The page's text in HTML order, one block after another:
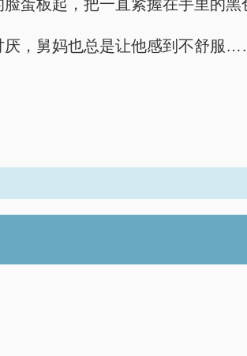
蛋板起，把一直紧握在手里的黑
厌，舅妈也总是让他感到不舒服